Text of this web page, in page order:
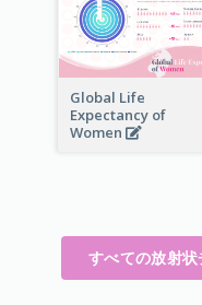
Global Life
Expectancy of
Women
すべての放射